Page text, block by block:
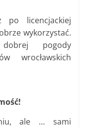
po licencjackiej
wykorzystać.
pogody
wrocławskich
ale … sami